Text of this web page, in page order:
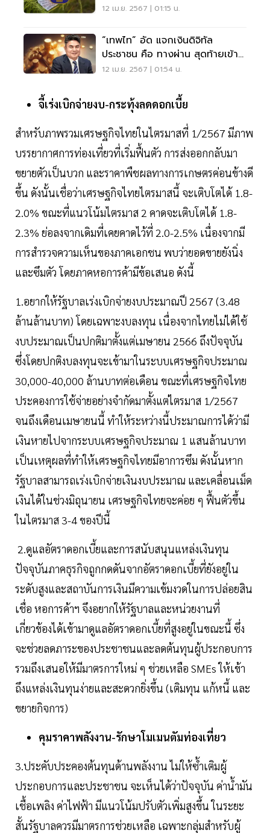
12 เม.ย. 2567 | 01:15 น.
“เทพไท” อัด แจกเงินดิจิทัล
ประชาชน คือ ทางผ่าน สุดท้ายเข้า
กระเป๋าเจ้าสัว
12 เม.ย. 2567 | 01:54 น.
จี้เร่งเบิกจ่ายงบ-กระทุ้งลดดอกเบี้ย
สำหรับภาพรวมเศรษฐกิจไทยในไตรมาสที่ 1/2567 มีภาพ
บรรยากาศการท่องเที่ยวที่เริ่มฟื้นตัว การส่งออกกลับมา
ขยายตัวเป็นบวก และราคาพืชผลทางการเกษตรค่อนข้างดี
ขึ้น ดังนั้นเชื่อว่าเศรษฐกิจไทยไตรมาสนี้ จะเติบโตได้ 1.8-
2.0% ขณะที่แนวโน้มไตรมาส 2 คาดจะเติบโตได้ 1.8-
2.3% ย่อลงจากเดิมที่เคยคาดไว้ที่ 2.0-2.5% เนื่องจากมี
การสำรวจความเห็นของภาคเอกชน พบว่ายอดขายยังนิ่ง
และซึมตัว โดยภาคหอการค้ามีข้อเสนอ ดังนี้
1.อยากให้รัฐบาลเร่งเบิกจ่ายงบประมาณปี 2567 (3.48
ล้านล้านบาท) โดยเฉพาะงบลงทุน เนื่องจากไทยไม่ได้ใช้
งบประมาณเป็นปกติมาตั้งแต่เมษายน 2566 ถึงปัจจุบัน
ซึ่งโดยปกติงบลงทุนจะเข้ามาในระบบเศรษฐกิจประมาณ
30,000-40,000 ล้านบาทต่อเดือน ขณะที่เศรษฐกิจไทย
ประคองการใช้จ่ายอย่างจำกัดมาตั้งแต่ไตรมาส 1/2567
จนถึงเดือนเมษายนนี้ ทำให้ระหว่างนี้ประมาณการได้ว่ามี
เงินหายไปจากระบบเศรษฐกิจประมาณ 1 แสนล้านบาท
เป็นเหตุผลที่ทำให้เศรษฐกิจไทยมีอาการซึม ดังนั้นหาก
รัฐบาลสามารถเร่งเบิกจ่ายเงินงบประมาณ และเคลื่อนเม็ด
เงินได้ในช่วงมิถุนายน เศรษฐกิจไทยจะค่อย ๆ ฟื้นตัวขึ้น
ในไตรมาส 3-4 ของปีนี้
2.ดูแลอัตราดอกเบี้ยและการสนับสนุนแหล่งเงินทุน
ปัจจุบันภาคธุรกิจถูกกดดันจากอัตราดอกเบี้ยที่ยังอยู่ใน
ระดับสูงและสถาบันการเงินมีความเข้มงวดในการปล่อยสิน
เชื่อ หอการค้าฯ จึงอยากให้รัฐบาลและหน่วยงานที่
เกี่ยวข้องได้เข้ามาดูแลอัตราดอกเบี้ยที่สูงอยู่ในขณะนี้ ซึ่ง
จะช่วยลดภาระของประชาชนและลดต้นทุนผู้ประกอบการ
รวมถึงเสนอให้มีมาตรการใหม่ ๆ ช่วยเหลือ SMEs ให้เข้า
ถึงแหล่งเงินทุนง่ายและสะดวกยิ่งขึ้น (เติมทุน แก้หนี้ และ
ขยายกิจการ)
คุมราคาพลังงาน-รักษาโมเมนตัมท่องเที่ยว
3.ประคับประคองต้นทุนด้านพลังงาน ไม่ให้ซ้ำเติมผู้
ประกอบการและประชาชน จะเห็นได้ว่าปัจจุบัน ค่าน้ำมัน
เชื้อเพลิง ค่าไฟฟ้า มีแนวโน้มปรับตัวเพิ่มสูงขึ้น ในระยะ
สั้นรัฐบาลควรมีมาตรการช่วยเหลือ เฉพาะกลุ่มสำหรับผู้